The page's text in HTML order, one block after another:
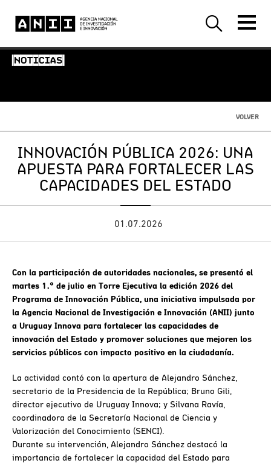
-NOTICIAS-
VOLVER
INNOVACIÓN PÚBLICA 2026: UNA
APUESTA PARA FORTALECER LAS
CAPACIDADES DEL ESTADO
01.07.2026
Con la participación de autoridades nacionales, se presentó el
martes 1.° de julio en Torre Ejecutiva la edición 2026 del
Programa de Innovación Pública, una iniciativa impulsada por
la Agencia Nacional de Investigación e Innovación (ANII) junto
a Uruguay Innova para fortalecer las capacidades de
innovación del Estado y promover soluciones que mejoren los
servicios públicos con impacto positivo en la ciudadanía.
La actividad contó con la apertura de Alejandro Sánchez,
secretario de la Presidencia de la República; Bruno Gili,
director ejecutivo de Uruguay Innova; y Silvana Ravía,
coordinadora de la Secretaría Nacional de Ciencia y
Valorización del Conocimiento (SENCI).
Durante su intervención, Alejandro Sánchez destacó la
importancia de fortalecer la capacidad del Estado para